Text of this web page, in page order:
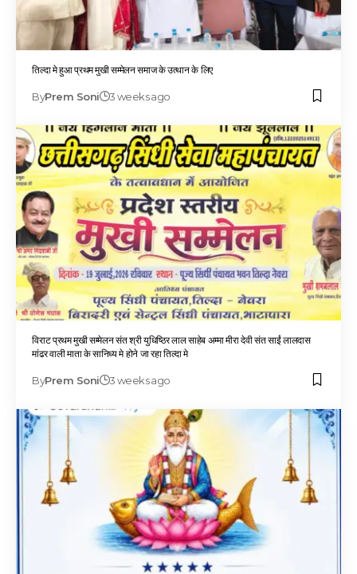
तिल्दा मे हुआ प्रथम मुखी सम्मेलन समाज के उत्थान के लिए
ByPrem Soni 3 weeks ago
विराट प्रथम मुखी सम्मेलन संत श्री युधिष्ठिर लाल साहेब अम्मा मीरा देवी संत साईं लालदास
मांढर वाली माता के सानिध्य मे होने जा रहा तिल्दा मे
ByPrem Soni 3 weeks ago